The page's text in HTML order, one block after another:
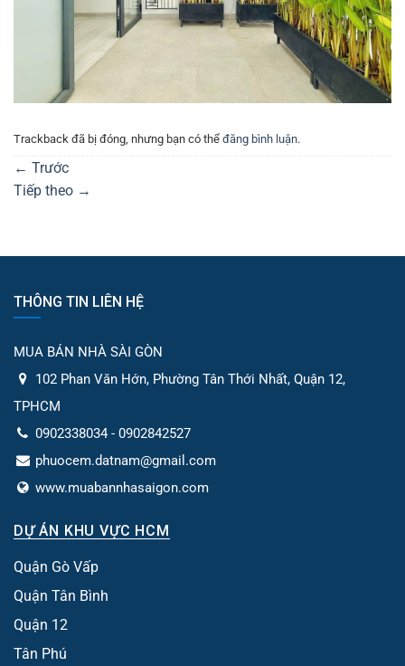
Trackback đã bị đóng, nhưng bạn có thể đăng bình luận.
← Trước
Tiếp theo →
THÔNG TIN LIÊN HỆ
MUA BÁN NHÀ SÀI GÒN
102 Phan Văn Hớn, Phường Tân Thới Nhất, Quận 12,
TPHCM
0902338034 - 0902842527
phuocem.datnam@gmail.com
www.muabannhasaigon.com
DỰ ÁN KHU VỰC HCM
Quận Gò Vấp
Quận Tân Bình
Quận 12
Tân Phú